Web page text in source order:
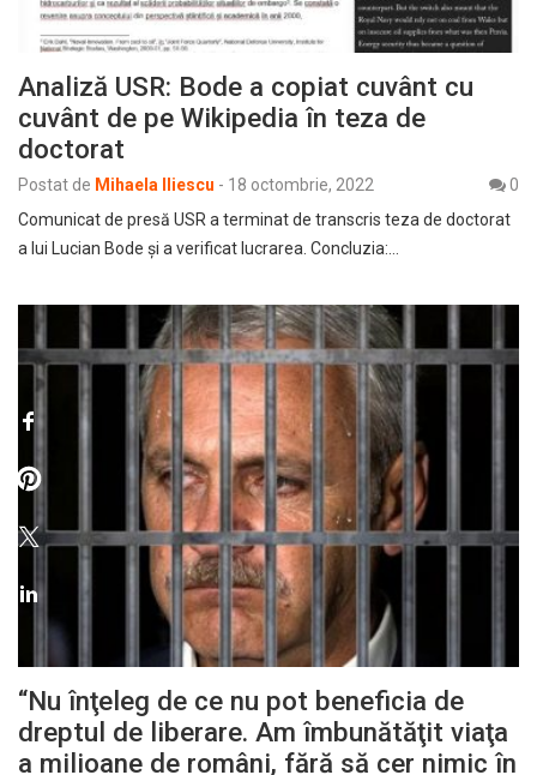
Analiză USR: Bode a copiat cuvânt cu
cuvânt de pe Wikipedia în teza de
doctorat
Postat de Mihaela Iliescu - 18 octombrie, 2022
0
Comunicat de presă USR a terminat de transcris teza de doctorat
a lui Lucian Bode și a verificat lucrarea. Concluzia:…
“Nu înţeleg de ce nu pot beneficia de
dreptul de liberare. Am îmbunătăţit viaţa
a milioane de români, fără să cer nimic în